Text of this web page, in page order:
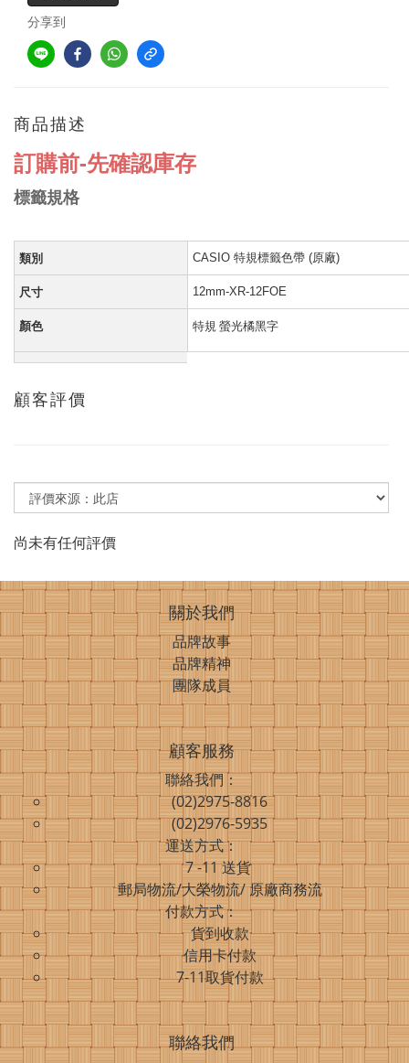
分享到
商品描述
訂購前-先確認庫存
標籤規格
類別 CASIO 特規標籤色帶 (原廠)
尺寸 12mm-XR-12FOE
顏色 特規 螢光橘黑字
顧客評價
尚未有任何評價
關於我們
品牌故事
品牌精神
團隊成員
顧客服務
聯絡我們：
(02)2975-8816
(02)2976-5935
運送方式：
7 -11 送貨
郵局物流/大榮物流/ 原廠商務流
付款方式：
貨到收款
信用卡付款
7-11取貨付款
聯絡我們